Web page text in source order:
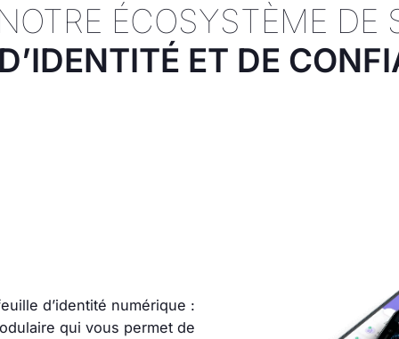
ÉCOSYSTÈME DE
ET DE
d’identité numérique :
qui vous permet de